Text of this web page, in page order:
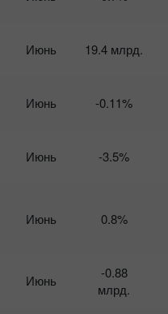
Июнь 19.4 млрд.
Июнь -0.11%
Июнь -3.5%
Июнь 0.8%
Июнь
-0.88
млрд.